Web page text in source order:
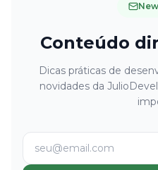
Conteúdo
Dicas práticas de
novidades da